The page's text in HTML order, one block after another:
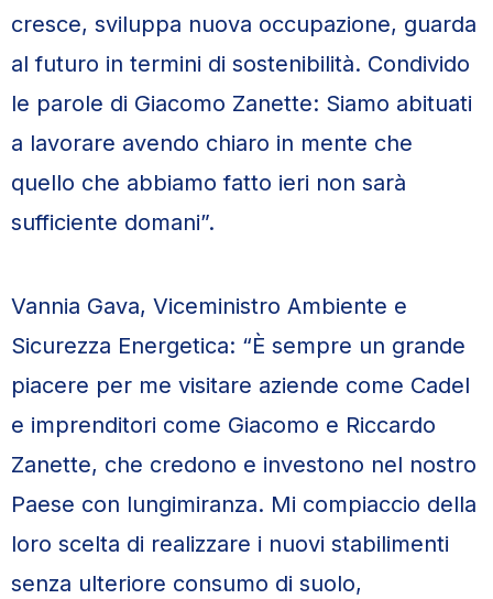
cresce, sviluppa nuova occupazione, guarda
al futuro in termini di sostenibilità. Condivido
le parole di Giacomo Zanette: Siamo abituati
a lavorare avendo chiaro in mente che
quello che abbiamo fatto ieri non sarà
sufficiente domani”.
Vannia Gava, Viceministro Ambiente e
Sicurezza Energetica: “È sempre un grande
piacere per me visitare aziende come Cadel
e imprenditori come Giacomo e Riccardo
Zanette, che credono e investono nel nostro
Paese con lungimiranza. Mi compiaccio della
loro scelta di realizzare i nuovi stabilimenti
senza ulteriore consumo di suolo,